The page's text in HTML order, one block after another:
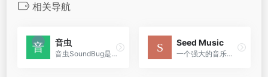
相关导航
音虫
音虫SoundBug是一款由国内团队研发的数字音频工作站（DAW）软件，以其简洁直观的用户界面和易于上手的操作特点，为音乐爱好者和音乐学习者提供了一套完整的音乐制作工具。
Seed Music
一个强大的音乐生成工具，它通过先进的技术手段，如自回归模型和扩散模型，为用户提供了从音乐创作到编辑再到声音转换的全方位服务。这套系统不仅能够生成高质量的音乐作品，还能...